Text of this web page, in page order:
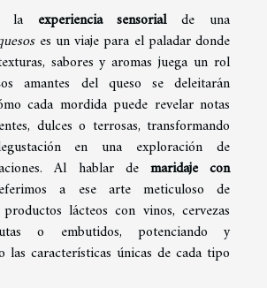
la experiencia sensorialde una
es un viaje para el paladar donde
sabores y aromas juega un rol
amantes del queso se deleitarán
cada mordida puede revelar notas
dulces o terrosas, transformando
en una exploración de
Al hablar de maridaje con
a ese arte meticuloso de
lácteos con vinos, cervezas
o embutidos, potenciando y
las características únicas de cada tipo